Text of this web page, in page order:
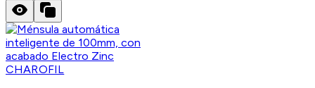
CHAROFIL